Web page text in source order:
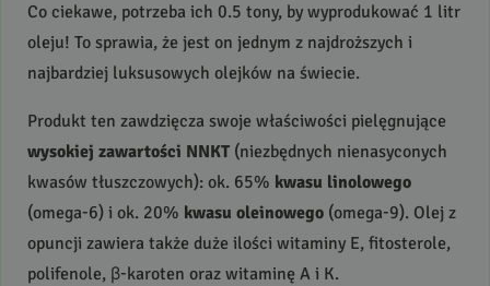
Co ciekawe, potrzeba ich 0.5 tony, by wyprodukować 1 litr
oleju! To sprawia, że jest on jednym z najdroższych i
najbardziej luksusowych olejków na świecie.
Produkt ten zawdzięcza swoje właściwości pielęgnujące
wysokiej zawartości NNKT (niezbędnych nienasyconych
kwasów tłuszczowych): ok. 65% kwasu linolowego
(omega-6) i ok. 20% kwasu oleinowego (omega-9). Olej z
opuncji zawiera także duże ilości witaminy E, fitosterole,
polifenole, β-karoten oraz witaminę A i K.